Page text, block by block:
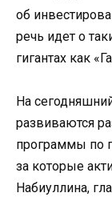
об
речь идет о
гигантах как
На
развиваются
программы по
за которые
Набиуллина,